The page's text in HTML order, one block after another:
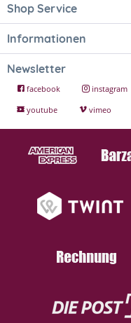
Shop Service
Informationen
Newsletter
facebook instagram
youtube
vimeo